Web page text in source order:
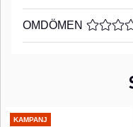
OMDÖMEN
KAMPANJ